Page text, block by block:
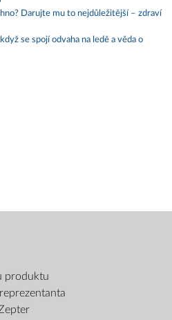
Darujte mu to nejdůležitější – zdraví
se spojí odvaha na ledě a věda o
produktu